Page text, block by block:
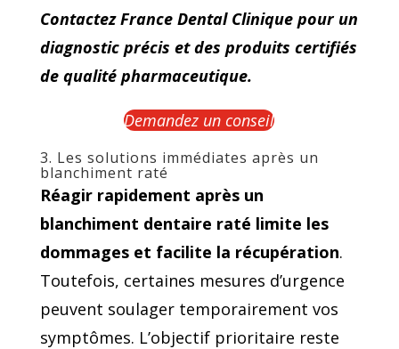
Contactez France Dental Clinique pour un
diagnostic précis et des produits certifiés
de qualité pharmaceutique.
Demandez un conseil
3. Les solutions immédiates après un
blanchiment raté
Réagir rapidement après un
blanchiment dentaire raté limite les
dommages et facilite la récupération.
Toutefois, certaines mesures d’urgence
peuvent soulager temporairement vos
symptômes. L’objectif prioritaire reste